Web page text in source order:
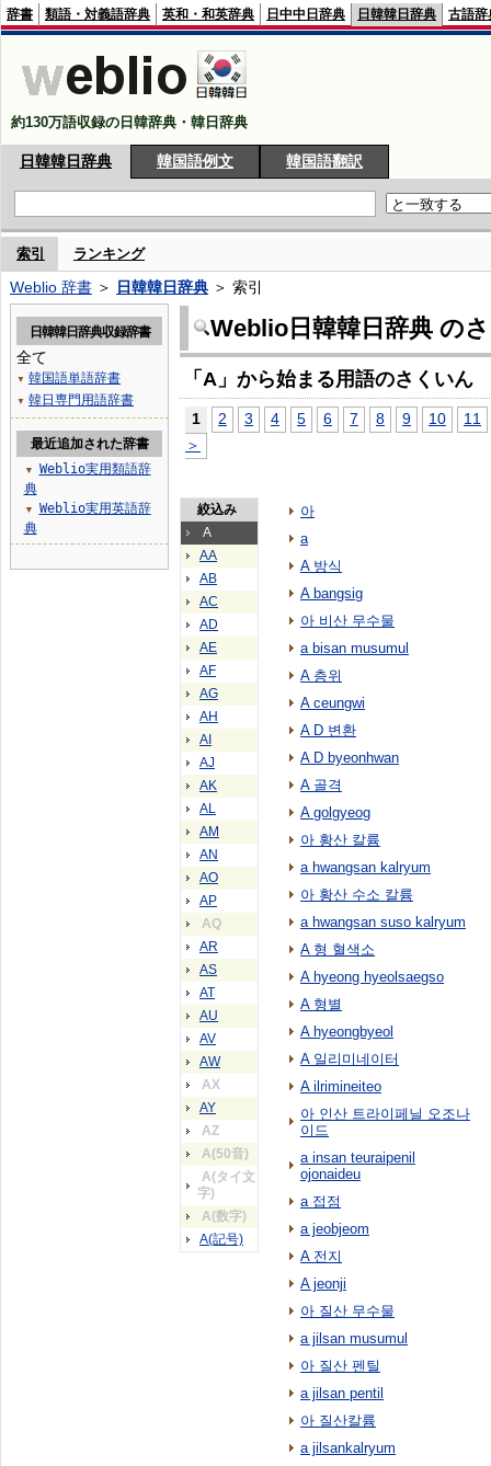
辞書 類語・対義語辞典 英和・和英辞典 日中中日辞典 日韓韓日辞典 古語辞
約130万語収録の日韓辞典・韓日辞典
日韓韓日辞典 韓国語例文 韓国語翻訳
索引 ランキング
Weblio 辞書 ＞ 日韓韓日辞典 ＞ 索引
Weblio日韓韓日辞典 の
「A」から始まる用語のさくいん
1 2 3 4 5 6 7 8 9 10
11
＞
絞込み
A
AA
AB
AC
AD
AE
AF
AG
AH
AI
AJ
AK
AL
AM
AN
AO
AP
AQ
AR
AS
AT
AU
AV
AW
AX
AY
AZ
A(50音)
A(タイ文
字)
A(数字)
A(記号)
아
a
A 방식
A bangsig
아 비산 무수물
a bisan musumul
A 층위
A ceungwi
A D 변환
A D byeonhwan
A 골격
A golgyeog
아 황산 칼륨
a hwangsan kalryum
아 황산 수소 칼륨
a hwangsan suso kalryum
A 형 혈색소
A hyeong hyeolsaegso
A 형별
A hyeongbyeol
A 일리미네이터
A ilrimineiteo
아 인산 트라이페닐 오조나
이드
a insan teuraipenil
ojonaideu
a 접점
a jeobjeom
A 전지
A jeonji
아 질산 무수물
a jilsan musumul
아 질산 펜틸
a jilsan pentil
아 질산칼륨
a jilsankalryum
日韓韓日辞典収録辞書
全て
▼ 韓国語単語辞書
▼ 韓日専門用語辞書
最近追加された辞書
▼
Weblio実用類語辞
典
▼
Weblio実用英語辞
典